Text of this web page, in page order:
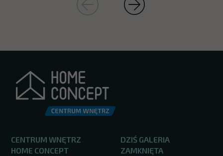
CENTRUM WNĘTRZ
HOME CONCEPT
DZIŚ GALERIA
ZAMKNIĘTA